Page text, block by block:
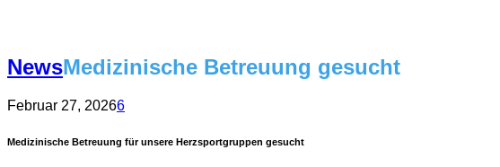
NewsMedizinische Betreuung gesucht
Februar 27, 20266
Medizinische Betreuung für unsere Herzsportgruppen gesucht